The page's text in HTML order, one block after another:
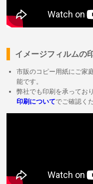
イメージフィルムの
市販のコピー用紙にご家
能です。
弊社でも印刷を承ってお
印刷についてでご確認く